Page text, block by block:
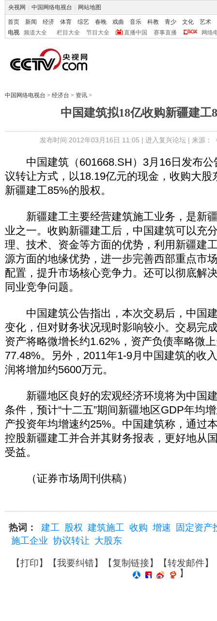
央视网 中国网络电视台 网站地图
首页 新闻 经济 体育 综艺 春晚 戏曲 音乐 科教 青少 文化
艺术
电视
频道大全 栏目大全 节目大全 直播中国 赛事直播 网络
中国网络电视台 > 经济台 > 资讯 >
中国建筑拟18亿收购新疆建工
发布时间:2012年03月16日 11:05 | 进入复兴论坛| 来源：
中国建筑（601668.SH）3月16日发布公
议转让方式，以18.19亿元的现金，收购大股
新疆建工85%的股权。
新疆建工主要经营建筑施工业务，是新
业之一。收购新疆建工后，中国建筑可以充
理、技术、资金等方面的优势，利用新疆建
源方面的地缘优势，进一步完善西部重点市
配置，提升市场核心竞争力。还可以彻底解
同业竞争问题。
中国建筑公告指出，本次交易后，中国
变化，但对财务状况现时影响较小。交易完
资产将略微增长约1.62%，资产负债率略微
77.48%。另外，2011年1-9月中国建筑的收
润将增加约5600万元。
新疆地区良好的宏观经济环境将为中国
条件，预计“十二五”期间新疆地区GDP年均
产投资年均增速约25%。中国建筑称，通过
控股新疆建工并合并其财务报表，更好地从
受益。
（证券市场周刊供稿）
热词： 建工 股权 建筑施工 收购 增速
固定资产
施工企业 协议转让 大股东
【打印】【我要纠错】【复制链接】【转发邮件】
】